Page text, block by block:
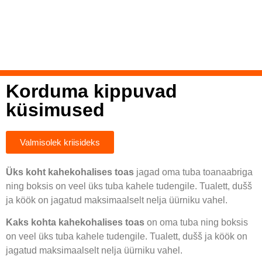
Korduma kippuvad
küsimused
Valmisolek kriisideks
Üks koht kahekohalises toas jagad oma tuba toanaabriga
ning boksis on veel üks tuba kahele tudengile. Tualett, dušš
ja köök on jagatud maksimaalselt nelja üürniku vahel.
Kaks kohta kahekohalises toas on oma tuba ning boksis
on veel üks tuba kahele tudengile. Tualett, dušš ja köök on
jagatud maksimaalselt nelja üürniku vahel.